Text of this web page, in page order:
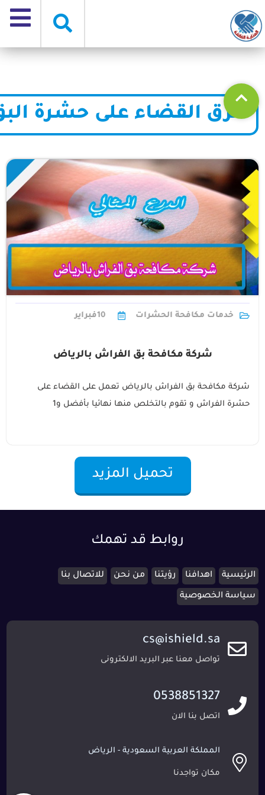
طرق القضاء على حشرة
خدمات مكافحة الحشرات 10فبراير
شركة مكافحة بق الفراش بالرياض
شركة مكافحة بق الفراش بالرياض تعمل على القضاء على
حشرة الفراش و تقوم بالتخلص منها نهائيا بأفضل و1
تحميل المزيد
روابط قد تهمك
الرئيسية اهدافنا رؤيتنا من نحن للاتصال بنا
سياسة الخصوصية
cs@ishield.sa
تواصل معنا عبر البريد الالكترونى
0538851327
اتصل بنا الان
المملكة العربية السعودية - الرياض
مكان تواجدنا